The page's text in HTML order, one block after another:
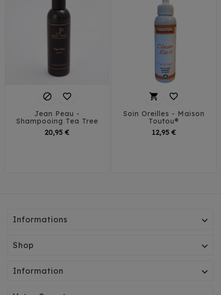
 
Jean Peau -
Shampooing Tea Tree
20,95 €
 
Soin Oreilles - Maison
Toutou®
12,95 €Prix
Informations 
Shop 
Information 